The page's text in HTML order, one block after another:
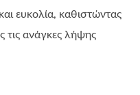
ευκολία, καθιστώντας
τις ανάγκες λήψης